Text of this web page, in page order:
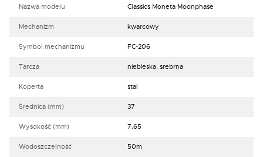
Nazwa modelu Classics Moneta Moonphase
Mechanizm kwarcowy
Symbol mechanizmu FC-206
Tarcza niebieska, srebrna
Koperta stal
Średnica (mm) 37
Wysokość (mm) 7,65
Wodoszczelność 50m